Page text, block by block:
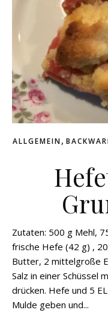
ALLGEMEIN,
Zutaten: 500 g Mehl,
frische Hefe (42 g) ,
Butter, 2 mittelgroße
Salz in einer Schüssel
drücken. Hefe und 5
Mulde geben und...